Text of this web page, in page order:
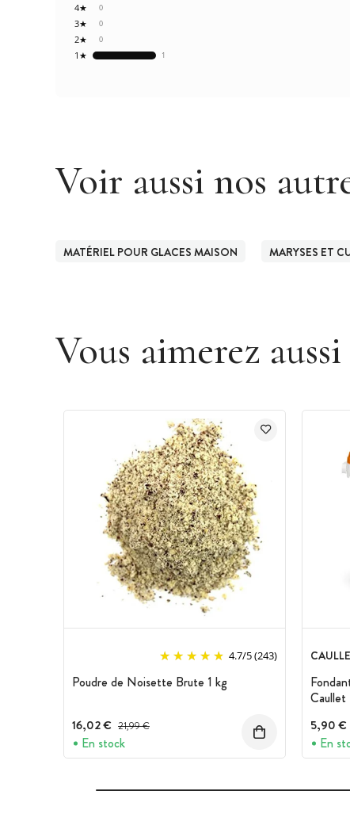
1
1★
0
2★
0
3★
0
4★
Voir aussi nos
MATÉRIEL POUR GLACES MAISON MARYSES ET
Vous aimerez aussi
4.7/5(243)
Poudre de Noisette Brute 1 kg
16,02 € Prix avant réduction :
21,99 €
En stock
Caullet
5,90 €
En